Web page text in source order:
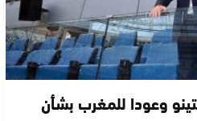
وعودا للمغرب بشأن